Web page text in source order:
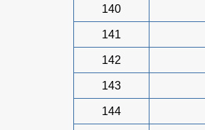
140
141
142
143
144